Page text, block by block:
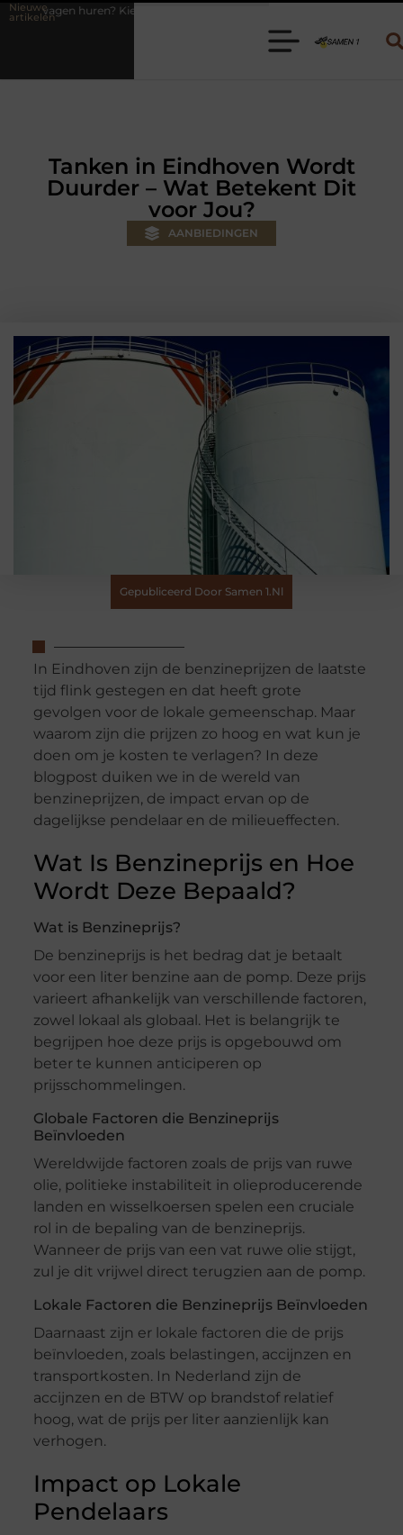
Nieuwe
artikelen
juiste aanhanger voor jouw klus
Tanken in Eindhoven Wordt
Duurder – Wat Betekent Dit
voor Jou?
AANBIEDINGEN
Gepubliceerd Door Samen 1.nl
In Eindhoven zijn de benzineprijzen de laatste
tijd flink gestegen en dat heeft grote
gevolgen voor de lokale gemeenschap. Maar
waarom zijn die prijzen zo hoog en wat kun je
doen om je kosten te verlagen? In deze
blogpost duiken we in de wereld van
benzineprijzen, de impact ervan op de
dagelijkse pendelaar en de milieueffecten.
Wat Is Benzineprijs en Hoe
Wordt Deze Bepaald?
Wat is Benzineprijs?
De benzineprijs is het bedrag dat je betaalt
voor een liter benzine aan de pomp. Deze prijs
varieert afhankelijk van verschillende factoren,
zowel lokaal als globaal. Het is belangrijk te
begrijpen hoe deze prijs is opgebouwd om
beter te kunnen anticiperen op
prijsschommelingen.
Globale Factoren die Benzineprijs
Beïnvloeden
Wereldwijde factoren zoals de prijs van ruwe
olie, politieke instabiliteit in olieproducerende
landen en wisselkoersen spelen een cruciale
rol in de bepaling van de benzineprijs.
Wanneer de prijs van een vat ruwe olie stijgt,
zul je dit vrijwel direct terugzien aan de pomp.
Lokale Factoren die Benzineprijs Beïnvloeden
Daarnaast zijn er lokale factoren die de prijs
beïnvloeden, zoals belastingen, accijnzen en
transportkosten. In Nederland zijn de
accijnzen en de BTW op brandstof relatief
hoog, wat de prijs per liter aanzienlijk kan
verhogen.
Impact op Lokale
Pendelaars